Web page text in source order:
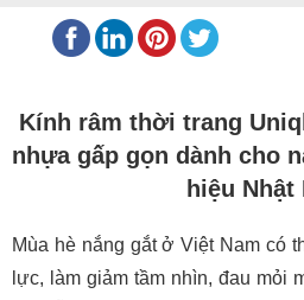
Kính râm thời trang
nhựa gấp gọn dành cho
hiệu Nhật
Mùa hè nắng gắt ở Việt Nam có
lực, làm giảm tầm nhìn, đau mỏi